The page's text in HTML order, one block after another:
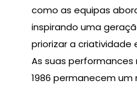
como as equipas
inspirando uma
priorizar a criatividade
As suas
1986 permanecem